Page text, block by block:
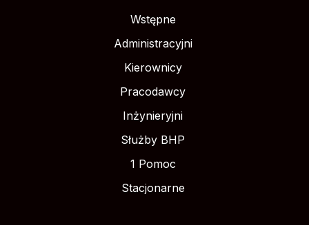
Wstępne
Administracyjni
Kierownicy
Pracodawcy
Inżynieryjni
Służby BHP
1 Pomoc
Stacjonarne